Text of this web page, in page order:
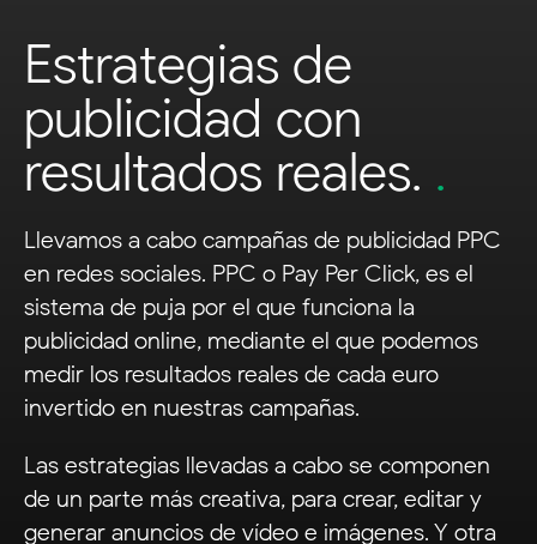
Estrategias de
publicidad con
resultados reales. .
Llevamos a cabo campañas de publicidad PPC
en redes sociales. PPC o Pay Per Click, es el
sistema de puja por el que funciona la
publicidad online, mediante el que podemos
medir los resultados reales de cada euro
invertido en nuestras campañas.
Las estrategias llevadas a cabo se componen
de un parte más creativa, para crear, editar y
generar anuncios de vídeo e imágenes. Y otra